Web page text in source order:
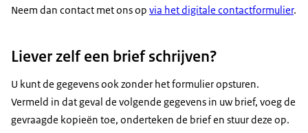
Neem dan contact met ons op via het digitale contactformulier.
Liever zelf een brief schrijven?
U kunt de gegevens ook zonder het formulier opsturen.
Vermeld in dat geval de volgende gegevens in uw brief, voeg de
gevraagde kopieën toe, onderteken de brief en stuur deze op.